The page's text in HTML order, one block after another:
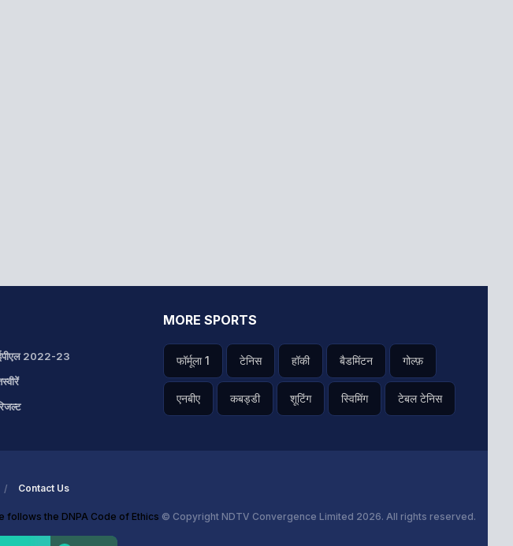
2022-23
MORE SPORTS
फॉर्मूला 1 टेनिस हॉकी बैडमिंटन गोल्फ़
एनबीए कबड्डी शूटिंग स्विमिंग टेबल टेनिस
Contact Us
follows the DNPA Code of Ethics © Copyright NDTV Convergence Limited 2026. All rights reserved.